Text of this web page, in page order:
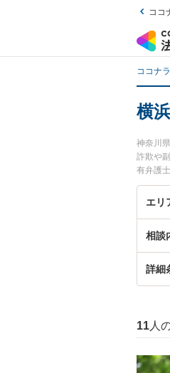
ココ
ココナ
横
神奈川
詐欺や
有弁護
齢者の
律相談
エリ
相談
詳細
11 人